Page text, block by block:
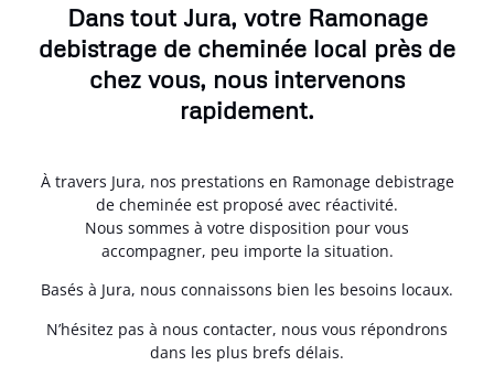
Dans tout Jura, votre Ramonage
debistrage de cheminée local près de
chez vous, nous intervenons
rapidement.
À travers Jura, nos prestations en Ramonage debistrage
de cheminée est proposé avec réactivité.
Nous sommes à votre disposition pour vous
accompagner, peu importe la situation.
Basés à Jura, nous connaissons bien les besoins locaux.
N’hésitez pas à nous contacter, nous vous répondrons
dans les plus brefs délais.